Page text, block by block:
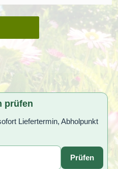
prüfen
Liefertermin, Abholpunkt
Prüfen